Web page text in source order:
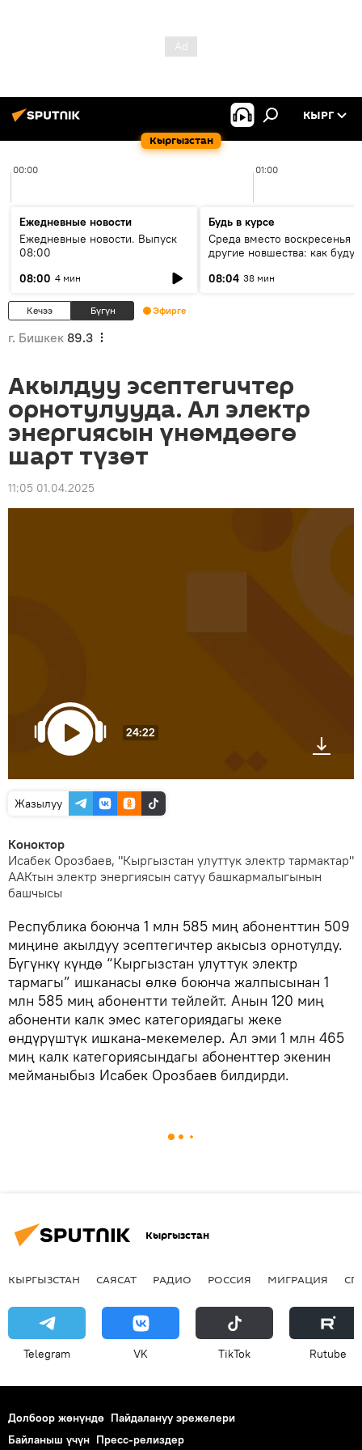
Кыргызстан
КЫРГ
00:00 01:00
Ежедневные новости
Ежедневные новости. Выпуск
08:00
08:00 4 мин
Будь в курсе
Среда вместо воскресенья и
другие новшества: как будут
08:04 38 мин
Кечээ Бүгүн Эфирге
г. Бишкек 89.3
Акылдуу эсептегичтер
орнотулууда. Ал электр
энергиясын үнөмдөөгө
шарт түзөт
11:05 01.04.2025
24:22
Жазылуу
Коноктор
Исабек Орозбаев, "Кыргызстан улуттук электр тармактар"
ААКтын электр энергиясын сатуу башкармалыгынын
башчысы
Республика боюнча 1 млн 585 миң абоненттин 509
миңине акылдуу эсептегичтер акысыз орнотулду.
Бүгүнкү күндө “Кыргызстан улуттук электр
тармагы” ишканасы өлкө боюнча жалпысынан 1
млн 585 миң абонентти тейлейт. Анын 120 миң
абоненти калк эмес категориядагы жеке
өндүрүштүк ишкана-мекемелер. Ал эми 1 млн 465
миң калк категориясындагы абоненттер экенин
мейманыбыз Исабек Орозбаев билдирди.
Кыргызстан
КЫРГЫЗСТАН САЯСАТ РАДИО РОССИЯ МИГРАЦИЯ
Telegram VK ТikТоk Rutube
Долбоор жөнүндө Пайдалануу эрежелери
Байланыш үчүн Пресс-релиздер